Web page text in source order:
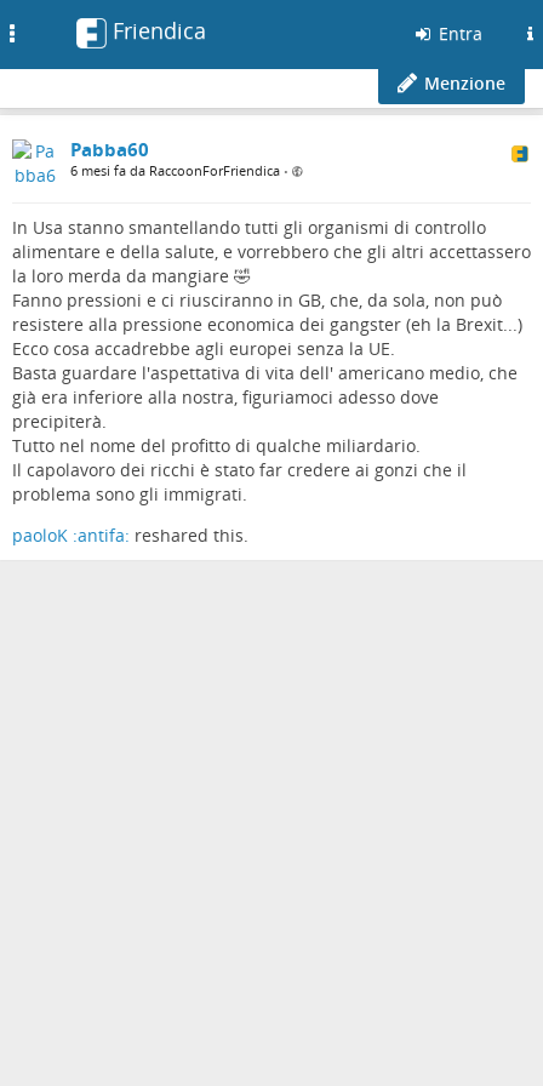
Friendica Entra
Menzione
Pabba60
6 mesi fa da RaccoonForFriendica •
In Usa stanno smantellando tutti gli organismi di controllo
alimentare e della salute, e vorrebbero che gli altri accettassero
la loro merda da mangiare 🤣
Fanno pressioni e ci riusciranno in GB, che, da sola, non può
resistere alla pressione economica dei gangster (eh la Brexit...)
Ecco cosa accadrebbe agli europei senza la UE.
Basta guardare l'aspettativa di vita dell' americano medio, che
già era inferiore alla nostra, figuriamoci adesso dove
precipiterà.
Tutto nel nome del profitto di qualche miliardario.
Il capolavoro dei ricchi è stato far credere ai gonzi che il
problema sono gli immigrati.
paoloK :antifa: reshared this.